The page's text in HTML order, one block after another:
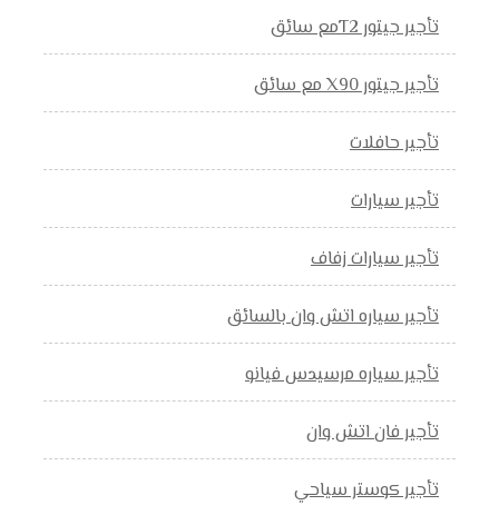
تأجير جيتور T2مع سائق
تأجير جيتور X90 مع سائق
تأجير حافلات
تأجير سيارات
تأجير سيارات زفاف
تأجير سياره اتش وان بالسائق
تأجير سياره مرسيدس فيانو
تأجير فان اتش وان
تأجير كوستر سياحي